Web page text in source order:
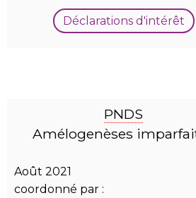
Déclarations d'intérêt
PNDS
Amélogenèses
Août 2021
coordonné par :